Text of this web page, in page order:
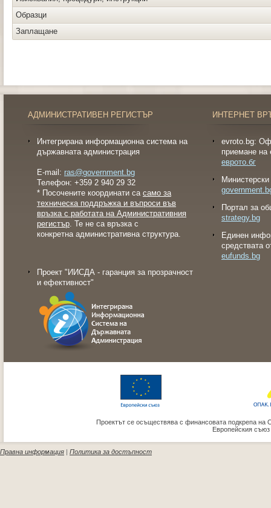
Образци
Заплащане
АДМИНИСТРАТИВЕН РЕГИСТЪР
Интегрирана информационна система на
държавната администрация
E-mail: ras@government.bg
Телефон: +359 2 940 29 32
* Посочените координати са само за
техническа поддръжка и въпроси във
връзка с работата на Административния
регистър. Те не са връзка с
конкретна административна структура.
Проект "ИИСДА - гаранция за прозрачност
и ефективност"
ИНТЕРНЕТ
evroto.bg:
приемане на
еврото.бг
Портал за
strategy.bg
Eдинен
средствата
eufunds.bg
Проектът се осъществява с финансовата подкрепа на
Европейския
Правна информация | Политика за достъпност